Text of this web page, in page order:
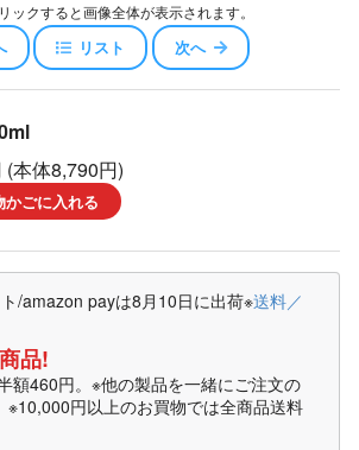
ックすると画像全体が表示されます。
リスト 次へ
(本体8,790円)
かごに入れる
/amazon payは8月10日に出荷※送料／
品!
額460円。※他の製品を一緒にご注文の
※10,000円以上のお買物では全商品送料